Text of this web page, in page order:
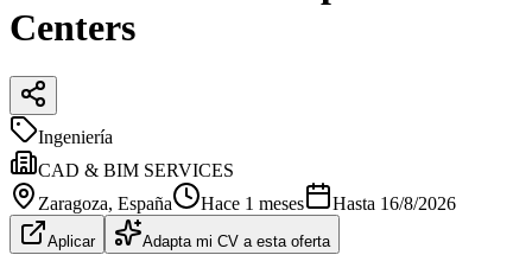
Centers
Ingeniería
CAD & BIM SERVICES
Zaragoza, España Hace 1 meses Hasta 16/8/2026
Aplicar Adapta mi CV a esta oferta